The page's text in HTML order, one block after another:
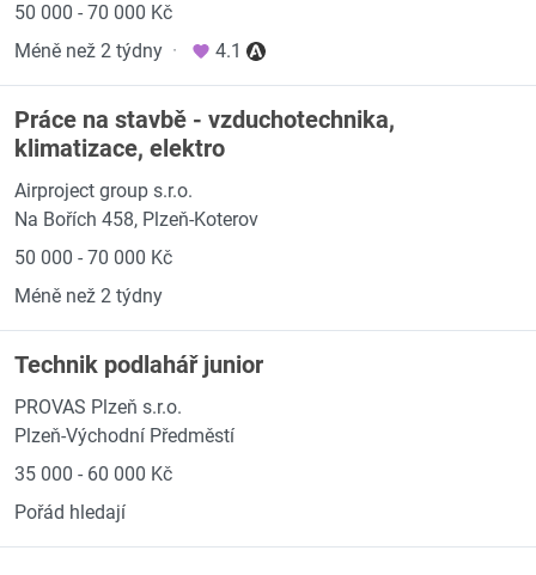
50 000 - 70 000 Kč
Méně než 2 týdny · 4.1
Práce na stavbě - vzduchotechnika,
klimatizace, elektro
Airproject group s.r.o.
Na Bořích 458, Plzeň-Koterov
50 000 - 70 000 Kč
Méně než 2 týdny
Technik podlahář junior
PROVAS Plzeň s.r.o.
Plzeň-Východní Předměstí
35 000 - 60 000 Kč
Pořád hledají